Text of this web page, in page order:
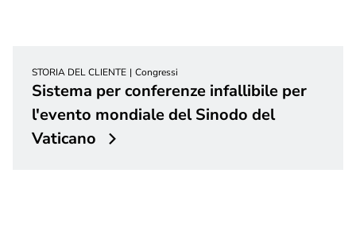
STORIA DEL CLIENTE Congressi
Sistema per conferenze infallibile per
l'evento mondiale del Sinodo del
Vaticano